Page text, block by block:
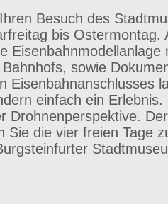
Besuch des
bis Ostermontag.
Eisenbahnmodellanlage
sowie
Eisenbahnanschlusses
einfach ein
Drohnenperspektive.
Sie die vier freien Tage